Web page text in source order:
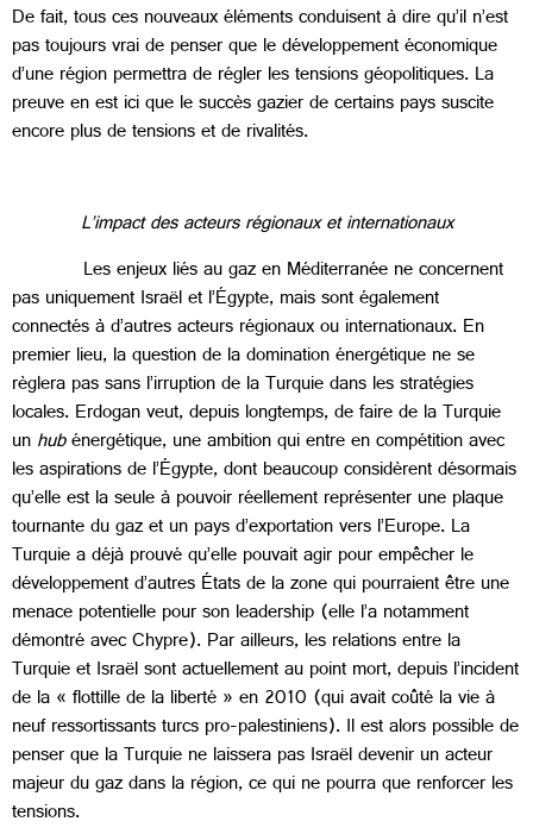
De fait, tous ces nouveaux éléments conduisent à dire qu’il n’est
pas toujours vrai de penser que le développement économique
d’une région permettra de régler les tensions géopolitiques. La
preuve en est ici que le succès gazier de certains pays suscite
encore plus de tensions et de rivalités.
L’impact des acteurs régionaux et internationaux
Les enjeux liés au gaz en Méditerranée ne concernent
pas uniquement Israël et l’Égypte, mais sont également
connectés à d’autres acteurs régionaux ou internationaux. En
premier lieu, la question de la domination énergétique ne se
règlera pas sans l’irruption de la Turquie dans les stratégies
locales. Erdogan veut, depuis longtemps, de faire de la Turquie
unhubénergétique, une ambition qui entre en compétition avec
les aspirations de l’Égypte, dont beaucoup considèrent désormais
qu’elle est la seule à pouvoir réellement représenter une plaque
tournante du gaz et un pays d’exportation vers l’Europe. La
Turquie a déjà prouvé qu’elle pouvait agir pour empêcher le
développement d’autres États de la zone qui pourraient être une
menace potentielle pour son leadership (elle l’a notamment
démontré avec Chypre). Par ailleurs, les relations entre la
Turquie et Israël sont actuellement au point mort, depuis l’incident
de la « flottille de la liberté » en 2010 (qui avait coûté la vie à
neuf ressortissants turcs pro-palestiniens). Il est alors possible de
penser que la Turquie ne laissera pas Israël devenir un acteur
majeur du gaz dans la région, ce qui ne pourra que renforcer les
tensions.